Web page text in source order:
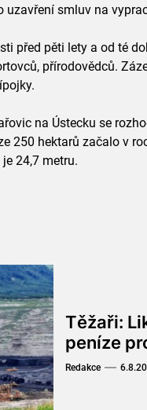
uzavření smluv na
před pěti lety a od té
přírodovědců.
na Ústecku se
250 hektarů začalo v
24,7 metru.
Těžaři:
peníze
Redakce